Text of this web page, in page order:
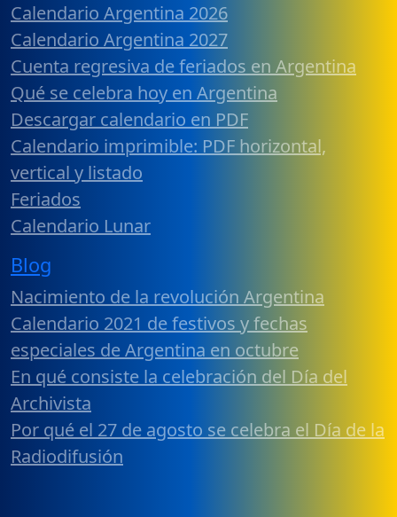
Calendario Argentina 2026
Calendario Argentina 2027
Cuenta regresiva de feriados en Argentina
Qué se celebra hoy en Argentina
Descargar calendario en PDF
Calendario imprimible: PDF horizontal,
vertical y listado
Feriados
Calendario Lunar
Blog
Nacimiento de la revolución Argentina
Calendario 2021 de festivos y fechas
especiales de Argentina en octubre
En qué consiste la celebración del Día del
Archivista
Por qué el 27 de agosto se celebra el Día de la
Radiodifusión